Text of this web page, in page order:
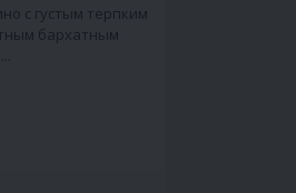
с густым терпким
бархатным